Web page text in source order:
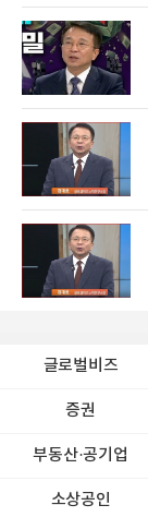
글로벌비즈
증권
부동산·공기업
소상공인